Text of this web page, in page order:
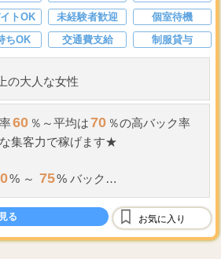
トOK 未経験者歓迎
個室待機
ちOK 交通費支給 制服貸与
の大人な女性
60 ％～平均は70 ％の高バック率
集客力で稼げます★
% ～ 75% バック
規定によりバック率の昇級有 報
75
罰金一切ご...
る お気に入り